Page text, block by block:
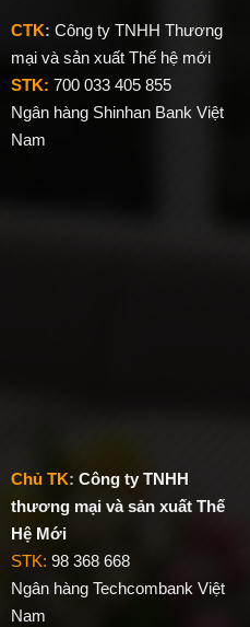
CTK: Công ty TNHH Thương
mại và sản xuất Thế hệ mới
STK: 700 033 405 855
Ngân hàng Shinhan Bank Việt
Nam
Chủ TK: Công ty TNHH
thương mại và sản xuất Thế
Hệ Mới
STK: 98 368 668
Ngân hàng Techcombank Việt
Nam